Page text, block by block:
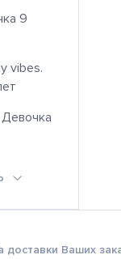
9
vibes.
доставки Ваших